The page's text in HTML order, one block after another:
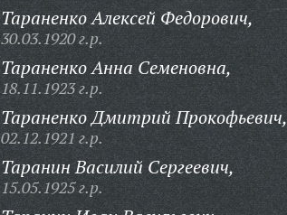
Тараненко Алексей Федорович,
30.03.1920 г.р.
Тараненко Анна Семеновна,
18.11.1923 г.р.
Тараненко Дмитрий Прокофьевич,
02.12.1921 г.р.
Таранин Василий Сергеевич,
15.05.1925 г.р.